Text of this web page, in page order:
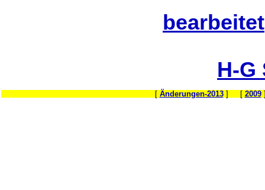
bearbeitet
H-G
[ Änderungen-2013] [ 2009